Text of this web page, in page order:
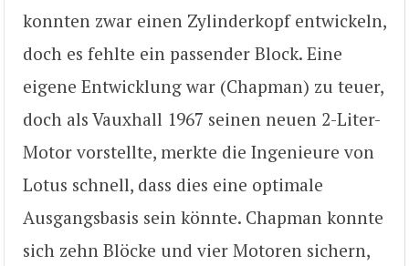
konnten zwar einen Zylinderkopf entwickeln,
doch es fehlte ein passender Block. Eine
eigene Entwicklung war (Chapman) zu teuer,
doch als Vauxhall 1967 seinen neuen 2-Liter-
Motor vorstellte, merkte die Ingenieure von
Lotus schnell, dass dies eine optimale
Ausgangsbasis sein könnte. Chapman konnte
sich zehn Blöcke und vier Motoren sichern,